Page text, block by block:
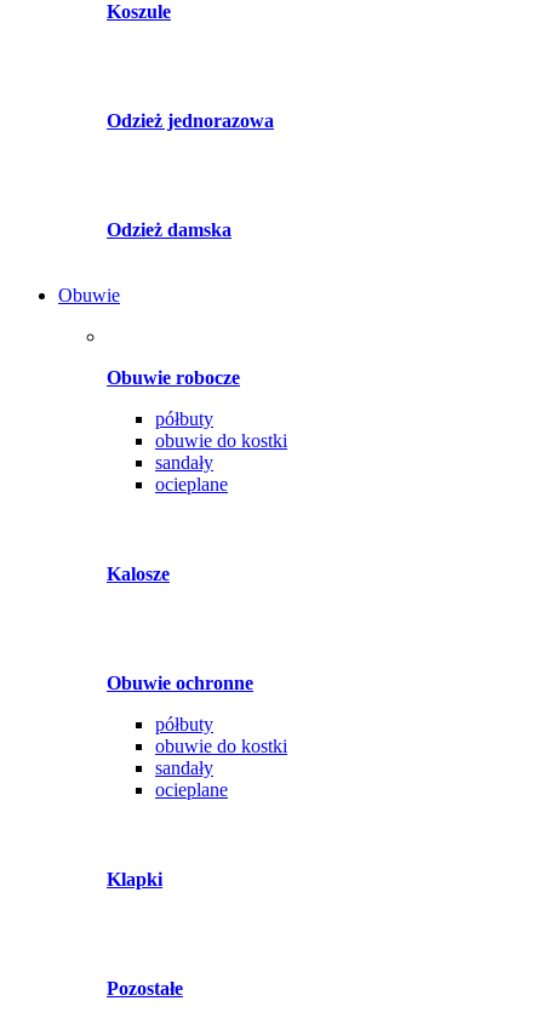
Koszule
Odzież jednorazowa
Odzież damska
Obuwie
Obuwie robocze
półbuty
obuwie do kostki
sandały
ocieplane
Kalosze
Obuwie ochronne
półbuty
obuwie do kostki
sandały
ocieplane
Klapki
Pozostałe